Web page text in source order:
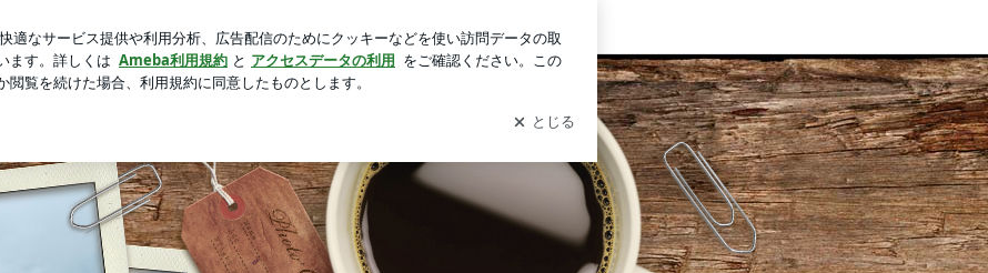
お薦め本コーナー 自閉症関連書籍
の新商品 ログイン